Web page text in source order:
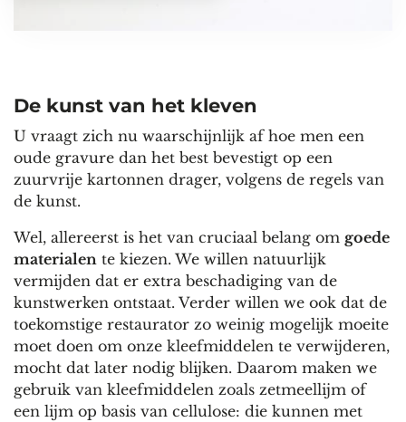
De kunst van het kleven
U vraagt zich nu waarschijnlijk af hoe men een
oude gravure dan het best bevestigt op een
zuurvrije kartonnen drager, volgens de regels van
de kunst.
Wel, allereerst is het van cruciaal belang om goede
materialen te kiezen. We willen natuurlijk
vermijden dat er extra beschadiging van de
kunstwerken ontstaat. Verder willen we ook dat de
toekomstige restaurator zo weinig mogelijk moeite
moet doen om onze kleefmiddelen te verwijderen,
mocht dat later nodig blijken. Daarom maken we
gebruik van kleefmiddelen zoals zetmeellijm of
een lijm op basis van cellulose: die kunnen met